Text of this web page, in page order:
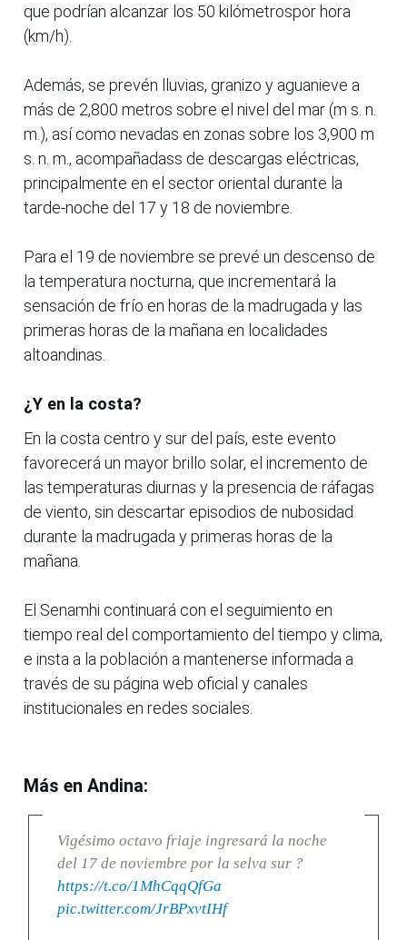
que podrían alcanzar los 50 kilómetrospor hora
(km/h).
Además, se prevén lluvias, granizo y aguanieve a
más de 2,800 metros sobre el nivel del mar (m s. n.
m.), así como nevadas en zonas sobre los 3,900 m
s. n. m., acompañadass de descargas eléctricas,
principalmente en el sector oriental durante la
tarde-noche del 17 y 18 de noviembre.
Para el 19 de noviembre se prevé un descenso de
la temperatura nocturna, que incrementará la
sensación de frío en horas de la madrugada y las
primeras horas de la mañana en localidades
altoandinas.
¿Y en la costa?
En la costa centro y sur del país, este evento
favorecerá un mayor brillo solar, el incremento de
las temperaturas diurnas y la presencia de ráfagas
de viento, sin descartar episodios de nubosidad
durante la madrugada y primeras horas de la
mañana.
El Senamhi continuará con el seguimiento en
tiempo real del comportamiento del tiempo y clima,
e insta a la población a mantenerse informada a
través de su página web oficial y canales
institucionales en redes sociales.
Más en Andina:
Vigésimo octavo friaje ingresará la noche
del 17 de noviembre por la selva sur ?
https://t.co/1MhCqqQfGa
pic.twitter.com/JrBPxvtIHf